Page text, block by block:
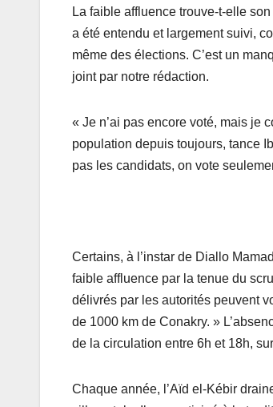
La faible affluence trouve-t-elle
a été entendu et largement suivi,
même des élections. C’est un
joint par notre rédaction.
« Je n’ai pas encore voté, mais je
population depuis toujours, tance
pas les candidats, on vote
Certains, à l’instar de Diallo
faible affluence par la tenue du
délivrés par les autorités peuvent
de 1000 km de Conakry. »
de la circulation entre 6h et 18h,
Chaque année, l’Aïd el-Kébir